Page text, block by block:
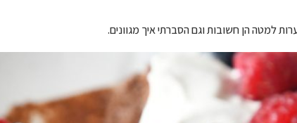
למטה הן חשובות וגם הסברתי איך מגוונים.